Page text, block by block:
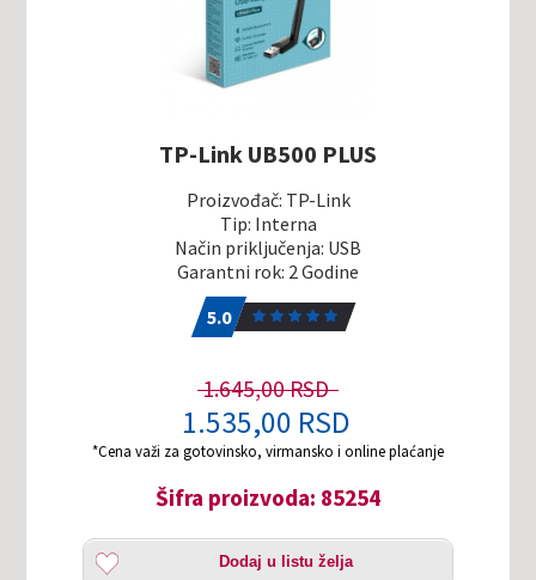
TP-Link UB500 PLUS
Proizvođač: TP-Link
Tip: Interna
Način priključenja: USB
Garantni rok: 2 Godine
5.0
1.645,00 RSD
1.535,00 RSD
*Cena važi za gotovinsko, virmansko i online plaćanje
Šifra proizvoda: 85254
Dodaj
Dodaj u listu želja